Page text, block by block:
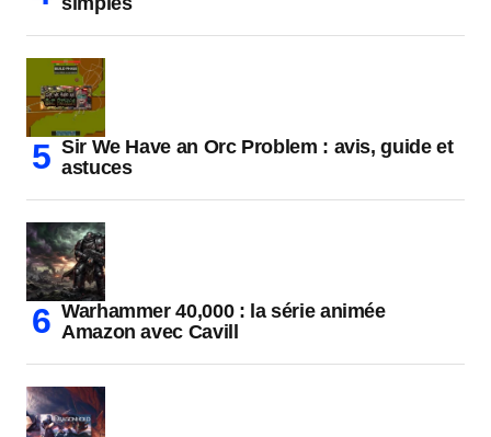
Sir We Have an Orc Problem : avis, guide et
astuces
Warhammer 40,000 : la série animée
Amazon avec Cavill